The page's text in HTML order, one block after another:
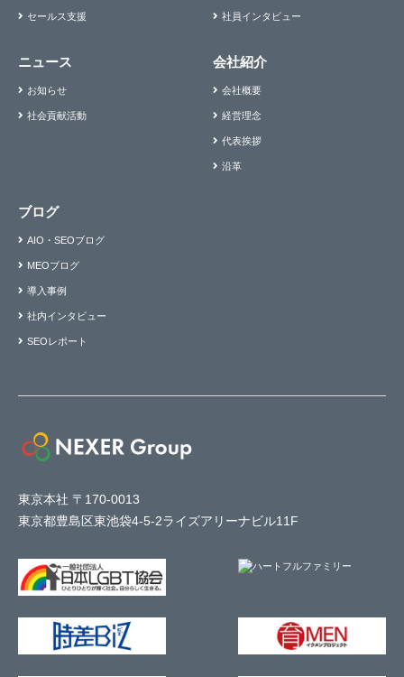
東京本社 〒170-0013
東京都豊島区東池袋4-5-2ライズアリーナビル11F
セールス支援 社員インタビュー
ニュース
お知らせ
社会貢献活動
会社紹介
会社概要
経営理念
代表挨拶
沿革
ブログ
AIO・SEOブログ
MEOブログ
導入事例
社内インタビュー
SEOレポート